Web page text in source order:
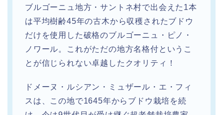
ブルゴーニュ地方・サントネ村で出会えた1本
は平均樹齢45年の古木から収穫されたブドウ
だけを使用した破格のブルゴーニュ・ピノ・
ノワール。これがただの地方名格付というこ
とが信じられない卓越したクオリティ！
ドメーヌ・ルシアン・ミュザール・エ・フィ
スは、この地で1645年からブドウ栽培を続